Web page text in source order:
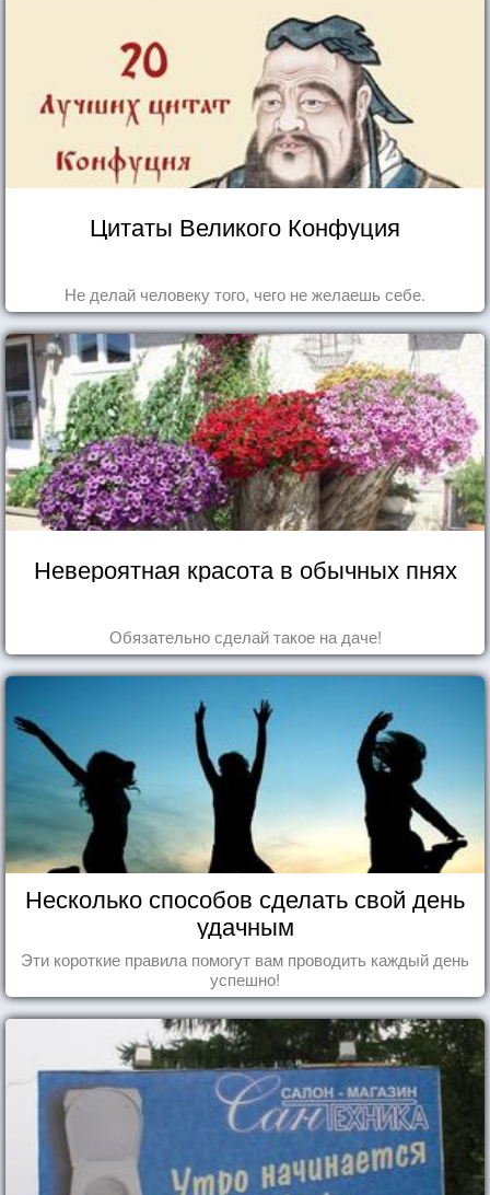
Цитаты Великого Конфуция
Не делай человеку того, чего не желаешь себе.
Невероятная красота в обычных пнях
Обязательно сделай такое на даче!
Несколько способов сделать свой день
удачным
Эти короткие правила помогут вам проводить каждый день
успешно!